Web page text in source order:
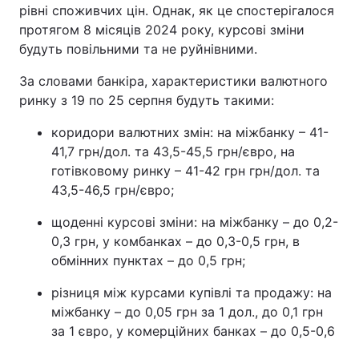
рівні споживчих цін. Однак, як це спостерігалося
протягом 8 місяців 2024 року, курсові зміни
будуть повільними та не руйнівними.
За словами банкіра, характеристики валютного
ринку з 19 по 25 серпня будуть такими:
коридори валютних змін: на міжбанку – 41-
41,7 грн/дол. та 43,5-45,5 грн/євро, на
готівковому ринку – 41-42 грн грн/дол. та
43,5-46,5 грн/євро;
щоденні курсові зміни: на міжбанку – до 0,2-
0,3 грн, у комбанках – до 0,3-0,5 грн, в
обмінних пунктах – до 0,5 грн;
різниця між курсами купівлі та продажу: на
міжбанку – до 0,05 грн за 1 дол., до 0,1 грн
за 1 євро, у комерційних банках – до 0,5-0,6